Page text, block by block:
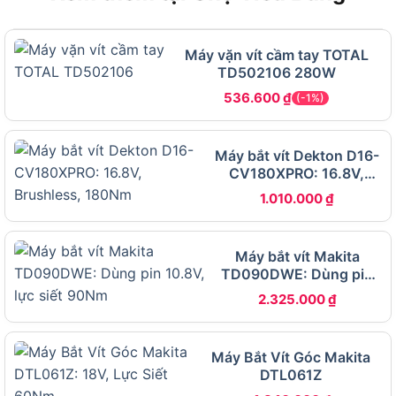
Phẩm
TD110DSYE nằm ở phân khúc trung cấp trong
cầu nối giữa dòng entry-level và dòng chuyên
nghiệp. Cụ thể, lineup được sắp xếp theo thứ tự
tăng dần như sau:
Máy vặn vít cầm tay TOTAL
TD502106 280W
536.600₫ (-1%)
Máy bắt vít Dekton D16-
CV180XPRO: 16.8V,
Brushless, 180Nm
1.010.000₫
Máy bắt vít Makita
TD090DWE: Dùng pin
10.8V, lực siết 90Nm
2.325.000₫
Máy Bắt Vít Góc Makita
DTL061Z